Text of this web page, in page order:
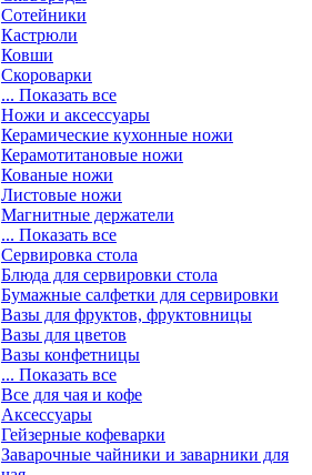
Сотейники
Кастрюли
Ковши
Скороварки
... Показать все
Ножи и аксессуары
Керамические кухонные ножи
Керамотитановые ножи
Кованые ножи
Листовые ножи
Магнитные держатели
... Показать все
Сервировка стола
Блюда для сервировки стола
Бумажные салфетки для сервировки
Вазы для фруктов, фруктовницы
Вазы для цветов
Вазы конфетницы
... Показать все
Все для чая и кофе
Аксессуары
Гейзерные кофеварки
Заварочные чайники и заварники для